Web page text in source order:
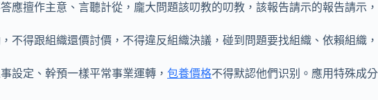
擅作主意、言聽計從，龐大問題該叨教的叨教，該報告請示的報告請示，
不得跟組織還價討價，不得違反組織決議，碰到問題要找組織、依賴組織，
設定、幹預一樣平常事業運轉， 包養價格不得默認他們识别。應用特殊成分